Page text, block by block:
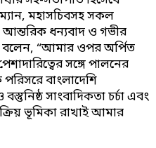
মহাসচিবসহ সকল
আন্তরিক ধন্যবাদ ও গভীর
বলেন, “আমার ওপর অর্পিত
সঙ্গে পালনের
পরিসরে বাংলাদেশি
সাংবাদিকতা চর্চা এবং
ভূমিকা রাখাই আমার